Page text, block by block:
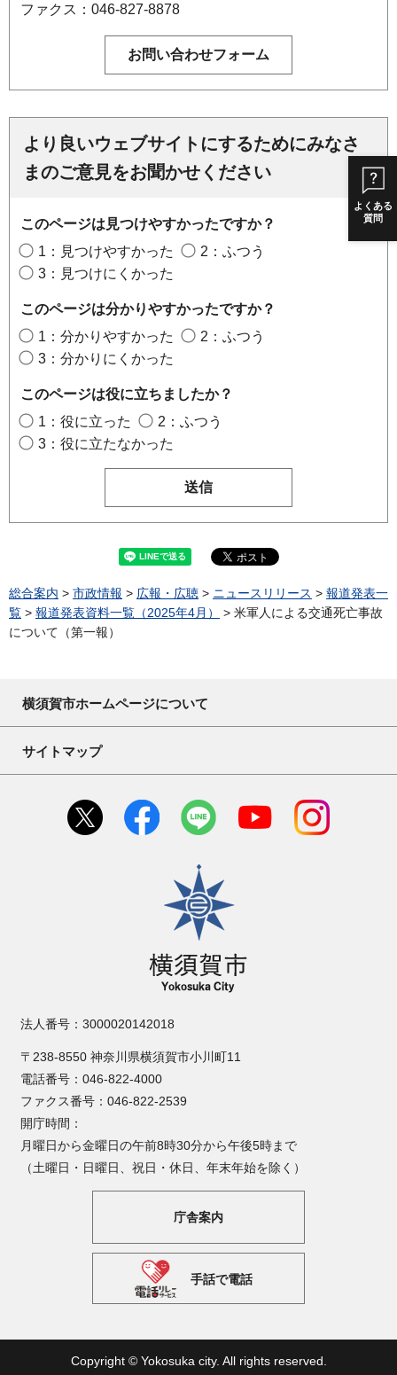
よくある
質問
ファクス：046-827-8878
より良いウェブサイトにするためにみなさ
まのご意見をお聞かせください
このページは見つけやすかったですか？
1：見つけやすかった
2：ふつう
3：見つけにくかった
このページは分かりやすかったですか？
1：分かりやすかった
2：ふつう
3：分かりにくかった
このページは役に立ちましたか？
1：役に立った
2：ふつう
3：役に立たなかった
総合案内 > 市政情報 > 広報・広聴 > ニュースリリース > 報道発表一
覧 > 報道発表資料一覧（2025年4月）
> 米軍人による交通死亡事故
について（第一報）
横須賀市ホームページについて
サイトマップ
横須賀市
法人番号：3000020142018
〒238-8550 神奈川県横須賀市小川町11
電話番号：046-822-4000
ファクス番号：046-822-2539
開庁時間：
月曜日から金曜日の午前8時30分から午後5時まで
（土曜日・日曜日、祝日・休日、年末年始を除く）
庁舎案内
手話で電話
Copyright © Yokosuka city. All rights reserved.